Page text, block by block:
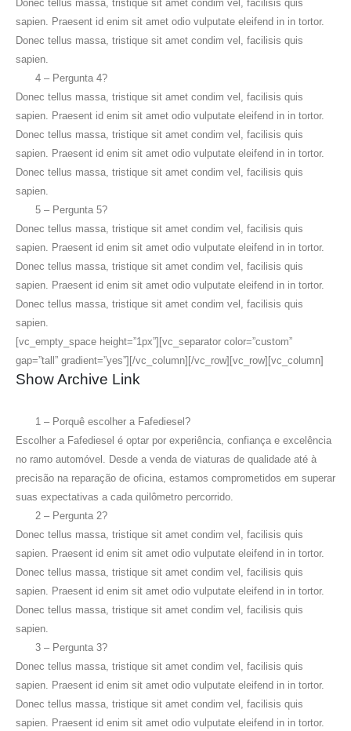
Donec tellus massa, tristique sit amet condim vel, facilisis quis
sapien. Praesent id enim sit amet odio vulputate eleifend in in tortor.
Donec tellus massa, tristique sit amet condim vel, facilisis quis
sapien.
4 – Pergunta 4?
Donec tellus massa, tristique sit amet condim vel, facilisis quis
sapien. Praesent id enim sit amet odio vulputate eleifend in in tortor.
Donec tellus massa, tristique sit amet condim vel, facilisis quis
sapien. Praesent id enim sit amet odio vulputate eleifend in in tortor.
Donec tellus massa, tristique sit amet condim vel, facilisis quis
sapien.
5 – Pergunta 5?
Donec tellus massa, tristique sit amet condim vel, facilisis quis
sapien. Praesent id enim sit amet odio vulputate eleifend in in tortor.
Donec tellus massa, tristique sit amet condim vel, facilisis quis
sapien. Praesent id enim sit amet odio vulputate eleifend in in tortor.
Donec tellus massa, tristique sit amet condim vel, facilisis quis
sapien.
[vc_empty_space height=”1px”][vc_separator color=”custom”
gap=”tall” gradient=”yes”][/vc_column][/vc_row][vc_row][vc_column]
Show Archive Link
1 – Porquê escolher a Fafediesel?
Escolher a Fafediesel é optar por experiência, confiança e excelência
no ramo automóvel. Desde a venda de viaturas de qualidade até à
precisão na reparação de oficina, estamos comprometidos em superar
suas expectativas a cada quilômetro percorrido.
2 – Pergunta 2?
Donec tellus massa, tristique sit amet condim vel, facilisis quis
sapien. Praesent id enim sit amet odio vulputate eleifend in in tortor.
Donec tellus massa, tristique sit amet condim vel, facilisis quis
sapien. Praesent id enim sit amet odio vulputate eleifend in in tortor.
Donec tellus massa, tristique sit amet condim vel, facilisis quis
sapien.
3 – Pergunta 3?
Donec tellus massa, tristique sit amet condim vel, facilisis quis
sapien. Praesent id enim sit amet odio vulputate eleifend in in tortor.
Donec tellus massa, tristique sit amet condim vel, facilisis quis
sapien. Praesent id enim sit amet odio vulputate eleifend in in tortor.